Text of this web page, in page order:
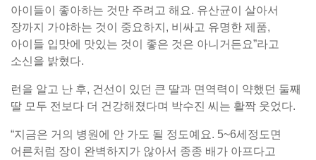
아이들이 좋아하는 것만 주려고 해요. 유산균이 살아서
장까지 가야하는 것이 중요하지, 비싸고 유명한 제품,
아이들 입맛에 맛있는 것이 좋은 것은 아니거든요”라고
소신을 밝혔다.
런을 알고 난 후, 건선이 있던 큰 딸과 면역력이 약했던 둘째
딸 모두 전보다 더 건강해졌다며 박수진 씨는 활짝 웃었다.
“지금은 거의 병원에 안 가도 될 정도예요. 5~6세정도면
어른처럼 장이 완벽하지가 않아서 종종 배가 아프다고